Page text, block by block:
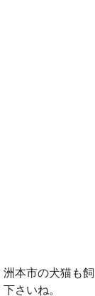
洲本市の犬猫も
下さいね。